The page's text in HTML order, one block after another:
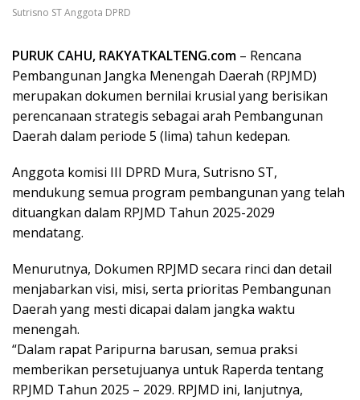
Sutrisno ST Anggota DPRD
PURUK CAHU, RAKYATKALTENG.com – Rencana
Pembangunan Jangka Menengah Daerah (RPJMD)
merupakan dokumen bernilai krusial yang berisikan
perencanaan strategis sebagai arah Pembangunan
Daerah dalam periode 5 (lima) tahun kedepan.
Anggota komisi III DPRD Mura, Sutrisno ST,
mendukung semua program pembangunan yang telah
dituangkan dalam RPJMD Tahun 2025-2029
mendatang.
Menurutnya, Dokumen RPJMD secara rinci dan detail
menjabarkan visi, misi, serta prioritas Pembangunan
Daerah yang mesti dicapai dalam jangka waktu
menengah.
“Dalam rapat Paripurna barusan, semua praksi
memberikan persetujuanya untuk Raperda tentang
RPJMD Tahun 2025 – 2029. RPJMD ini, lanjutnya,